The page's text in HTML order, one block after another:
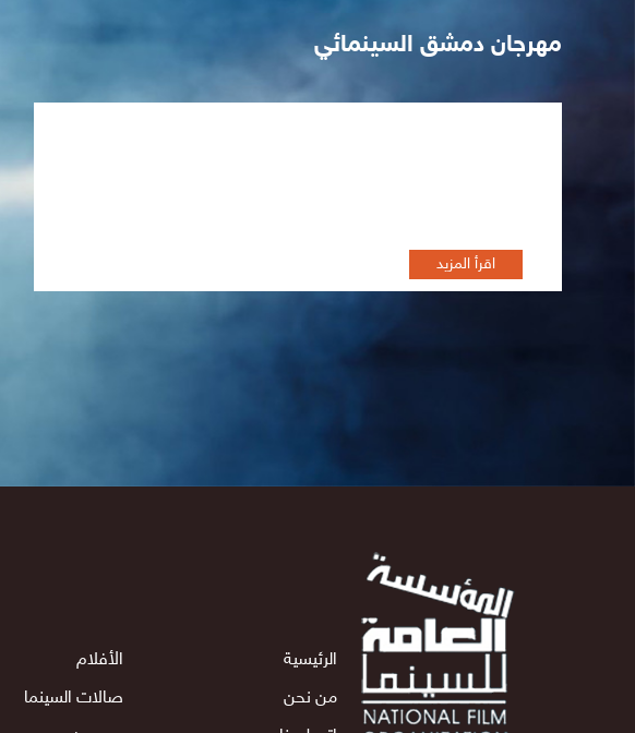
مهرجان دمشق السينمائي
اقرأ المزيد
الرئيسية الأفلام
من نحن
صالات السينما